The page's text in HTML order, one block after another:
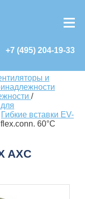
+7 (495) 204-19-33
и
/
Гибкие вставки EV-
60°C
AXC